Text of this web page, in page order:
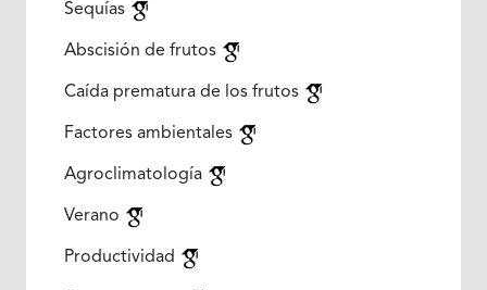
Sequías
Abscisión de frutos
Caída prematura de los frutos
Factores ambientales
Agroclimatología
Verano
Productividad